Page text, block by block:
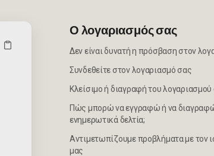
Ο λογαριασμός σας
Δεν είναι δυνατή η πρόσβαση στον
Συνδεθείτε στον λογαριασμό σας
Κλείσιμο ή διαγραφή του λογαριασμού
Πώς μπορώ να εγγραφώ ή να
ενημερωτικά δελτία;
Αντιμετωπίζουμε προβλήματα με τον
μας